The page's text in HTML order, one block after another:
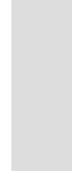
40
Doppel 60